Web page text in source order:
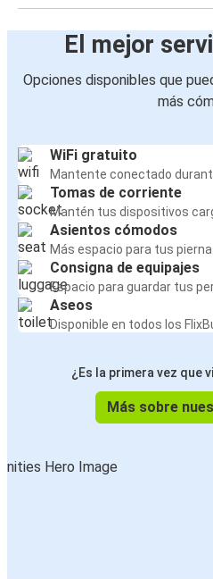
El mejor
Opciones disponibles que
más
WiFi gratuito
Mantente conectado
Tomas de corriente
Mantén tus dispositivos
Asientos cómodos
Más espacio para tus
Consigna de equipajes
Espacio para guardar tus
Aseos
Disponible en todos los
¿Es la primera vez que
Más sobre